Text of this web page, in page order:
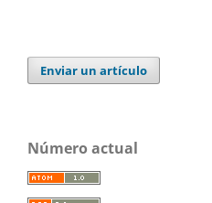
Enviar un artículo
Número actual